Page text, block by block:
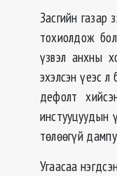
Засгийн газар
тохиолдож
үзвэл анхны
эхэлсэн үеэс
дефолт
инстууцуудын
төлөөгүй
Угаасаа